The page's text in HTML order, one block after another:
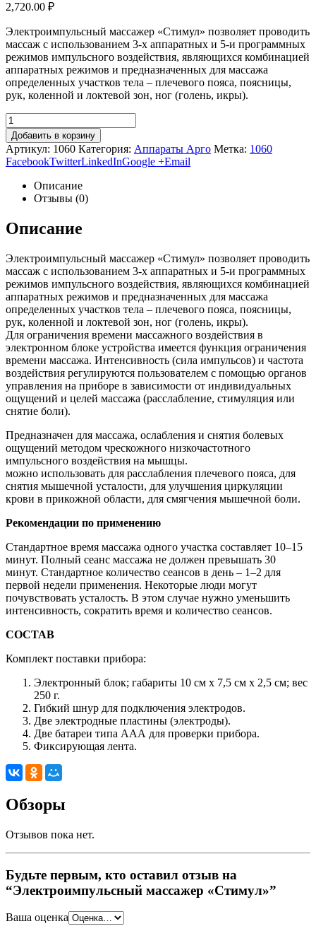
2,720.00 ₽
Электроимпульсный массажер «Стимул» позволяет проводить
массаж с использованием 3-х аппаратных и 5-и программных
режимов импульсного воздействия, являющихся комбинацией
аппаратных режимов и предназначенных для массажа
определенных участков тела – плечевого пояса, поясницы,
рук, коленной и локтевой зон, ног (голень, икры).
Добавить в корзину
Артикул: 1060 Категория: Аппараты Арго Метка: 1060
FacebookTwitterLinkedInGoogle +Email
Описание
Отзывы (0)
Описание
Электроимпульсный массажер «Стимул» позволяет проводить
массаж с использованием 3-х аппаратных и 5-и программных
режимов импульсного воздействия, являющихся комбинацией
аппаратных режимов и предназначенных для массажа
определенных участков тела – плечевого пояса, поясницы,
рук, коленной и локтевой зон, ног (голень, икры).
Для ограничения времени массажного воздействия в
электронном блоке устройства имеется функция ограничения
времени массажа. Интенсивность (сила импульсов) и частота
воздействия регулируются пользователем с помощью органов
управления на приборе в зависимости от индивидуальных
ощущений и целей массажа (расслабление, стимуляция или
снятие боли).
Предназначен для массажа, ослабления и снятия болевых
ощущений методом чрескожного низкочастотного
импульсного воздействия на мышцы.
можно использовать для расслабления плечевого пояса, для
снятия мышечной усталости, для улучшения циркуляции
крови в прикожной области, для смягчения мышечной боли.
Рекомендации по применению
Стандартное время массажа одного участка составляет 10–15
минут. Полный сеанс массажа не должен превышать 30
минут. Стандартное количество сеансов в день – 1–2 для
первой недели применения. Некоторые люди могут
почувствовать усталость. В этом случае нужно уменьшить
интенсивность, сократить время и количество сеансов.
СОСТАВ
Комплект поставки прибора:
Электронный блок; габариты 10 см х 7,5 см х 2,5 см; вес
250 г.
Гибкий шнур для подключения электродов.
Две электродные пластины (электроды).
Две батареи типа ААА для проверки прибора.
Фиксирующая лента.
Обзоры
Отзывов пока нет.
Будьте первым, кто оставил отзыв на
“Электроимпульсный массажер «Стимул»”
Ваша оценка